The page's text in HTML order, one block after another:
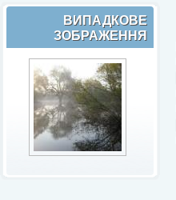
ВИПАДКОВЕ
ЗОБРАЖЕННЯ